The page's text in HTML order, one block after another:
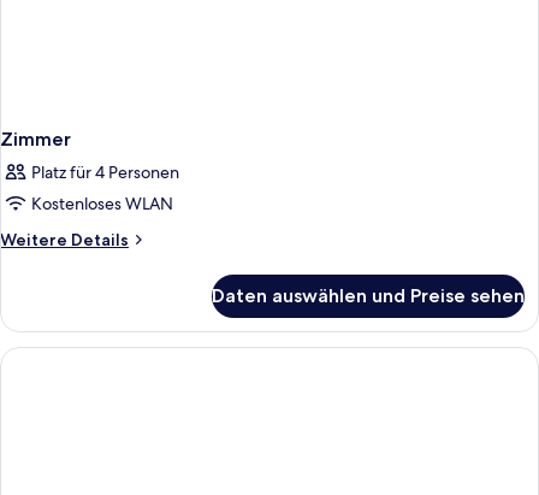
Zimmer
Platz für 4 Personen
Kostenloses WLAN
Weitere Details
Weitere
Daten auswählen und Preise sehen